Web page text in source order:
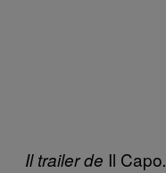
Il trailer de Il Capo.